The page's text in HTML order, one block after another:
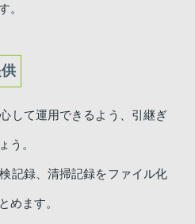
。
して運用できるよう、引継ぎ
う。
記録、清掃記録をファイル化
めます。